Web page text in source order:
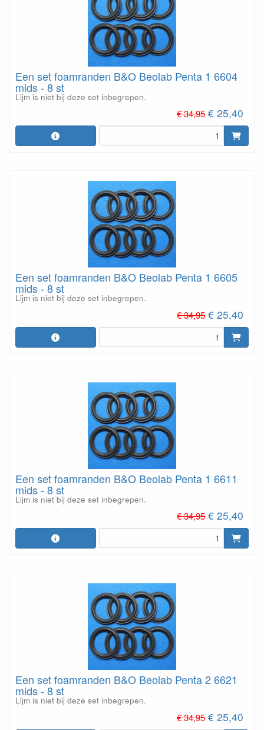
Een set foamranden B&O Beolab Penta 1 6604
mids - 8 st
Lijm is niet bij deze set inbegrepen.
€ 34,95 € 25,40
Een set foamranden B&O Beolab Penta 1 6605
mids - 8 st
Lijm is niet bij deze set inbegrepen.
€ 34,95 € 25,40
Een set foamranden B&O Beolab Penta 1 6611
mids - 8 st
Lijm is niet bij deze set inbegrepen.
€ 34,95 € 25,40
Een set foamranden B&O Beolab Penta 2 6621
mids - 8 st
Lijm is niet bij deze set inbegrepen.
€ 34,95 € 25,40